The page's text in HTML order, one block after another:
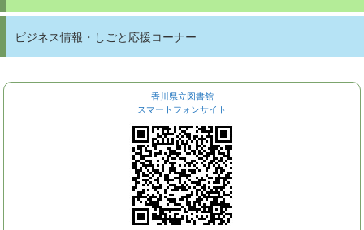
ビジネス情報・しごと応援コーナー
香川県立図書館
スマートフォンサイト